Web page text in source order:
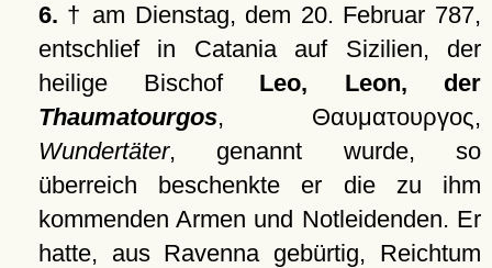
6. † am Dienstag, dem 20. Februar 787,
entschlief in Catania auf Sizilien, der
heilige Bischof Leo, Leon, der
Thaumatourgos, Θαυματουργος,
Wundertäter, genannt wurde, so
überreich beschenkte er die zu ihm
kommenden Armen und Notleidenden. Er
hatte, aus Ravenna gebürtig, Reichtum